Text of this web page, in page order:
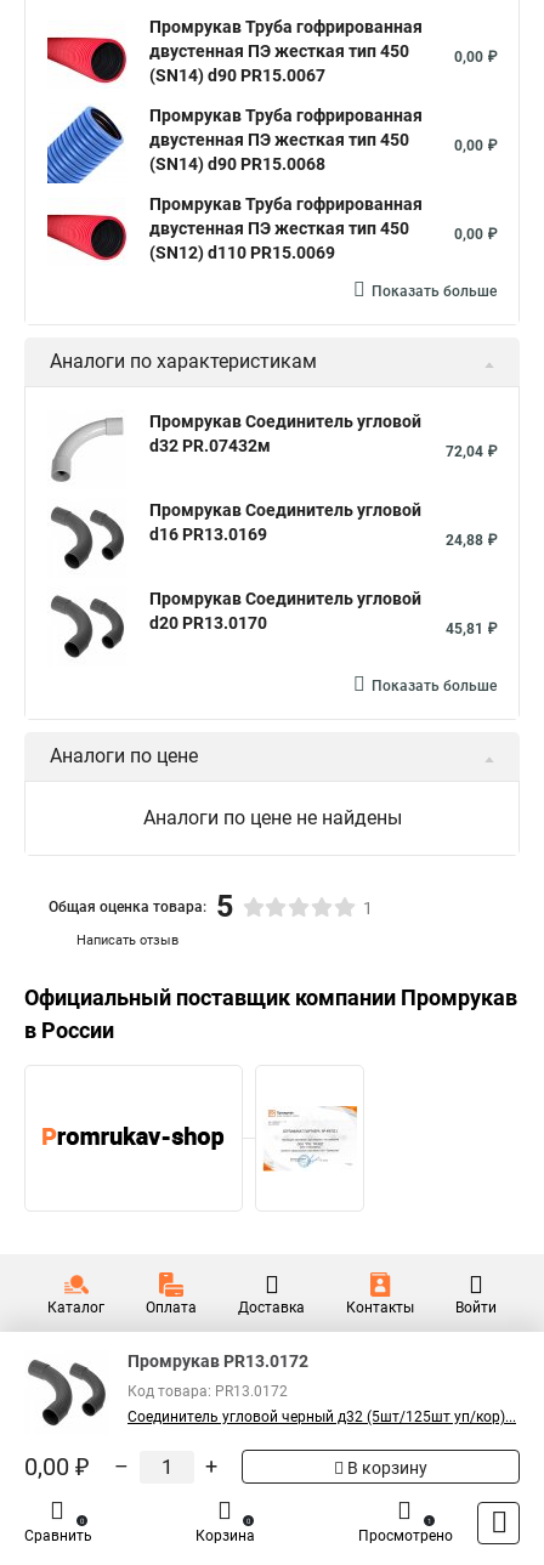
Промрукав Труба гофрированная
двустенная ПЭ жесткая тип 450
(SN14) d90 PR15.0067
0,00 ₽
Промрукав Труба гофрированная
двустенная ПЭ жесткая тип 450
(SN14) d90 PR15.0068
0,00 ₽
Промрукав Труба гофрированная
двустенная ПЭ жесткая тип 450
(SN12) d110 PR15.0069
0,00 ₽
Показать больше
Аналоги по характеристикам
Промрукав Соединитель угловой
d32 PR.07432м
72,04 ₽
Промрукав Соединитель угловой
d16 PR13.0169
24,88 ₽
Промрукав Соединитель угловой
d20 PR13.0170
45,81 ₽
Показать больше
Аналоги по цене
Аналоги по цене не найдены
Написать отзыв
Общая оценка товара: 5 1
Официальный поставщик компании Промрукав
в России
Каталог Оплата Доставка Контакты Войти
Промрукав PR13.0172
Код товара: PR13.0172
Соединитель угловой черный д32 (5шт/125шт уп/кор)...
0,00 ₽ – + В корзину
Сравнить
0
Корзина
0
Просмотрено
1